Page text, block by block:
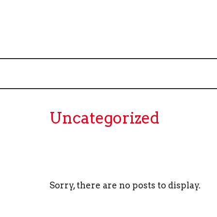
Uncategorized
Sorry, there are no posts to display.